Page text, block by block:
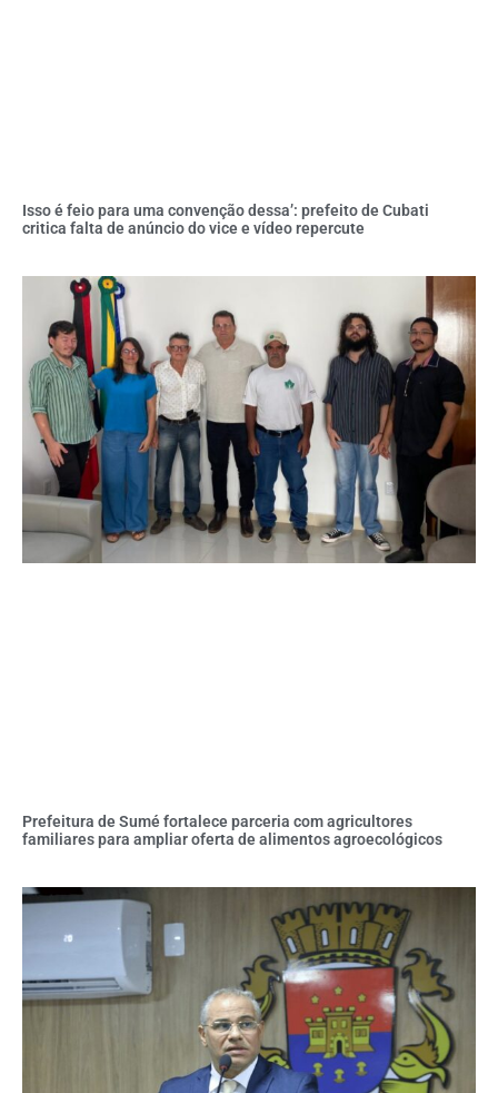
Isso é feio para uma convenção dessa’: prefeito de Cubati
critica falta de anúncio do vice e vídeo repercute
Prefeitura de Sumé fortalece parceria com agricultores
familiares para ampliar oferta de alimentos agroecológicos